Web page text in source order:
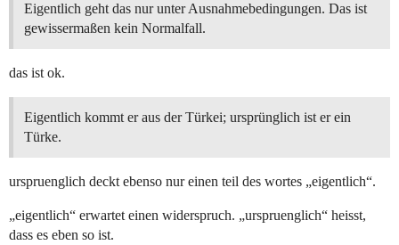
Eigentlich geht das nur unter Ausnahmebedingungen. Das ist
gewissermaßen kein Normalfall.
das ist ok.
Eigentlich kommt er aus der Türkei; ursprünglich ist er ein
Türke.
urspruenglich deckt ebenso nur einen teil des wortes „eigentlich“.
„eigentlich“ erwartet einen widerspruch. „urspruenglich“ heisst,
dass es eben so ist.